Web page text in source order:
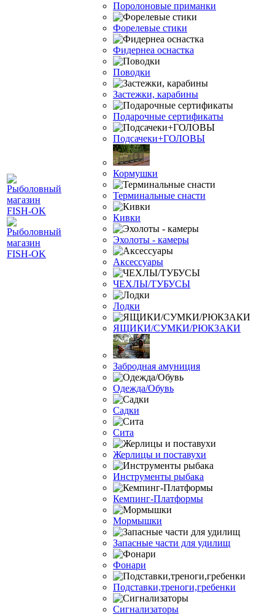
Поролоновые приманки
Форелевые стики
Фидернеа оснастка
Поводки
Застежки, карабины
Подарочные сертификаты
Подсачеки+ГОЛОВЫ
Кормушки
Терминальные снасти
Кивки
Эхолоты - камеры
Аксессуары
ЧЕХЛЫ/ТУБУСЫ
Лодки
ЯЩИКИ/СУМКИ/РЮКЗАКИ
Забродная амуниция
Одежда/Обувь
Садки
Сита
Жерлицы и поставухи
Инструменты рыбака
Кемпинг-Платформы
Мормышки
Запасные части для удилищ
Фонари
Подставки,треноги,гребенки
Сигнализаторы